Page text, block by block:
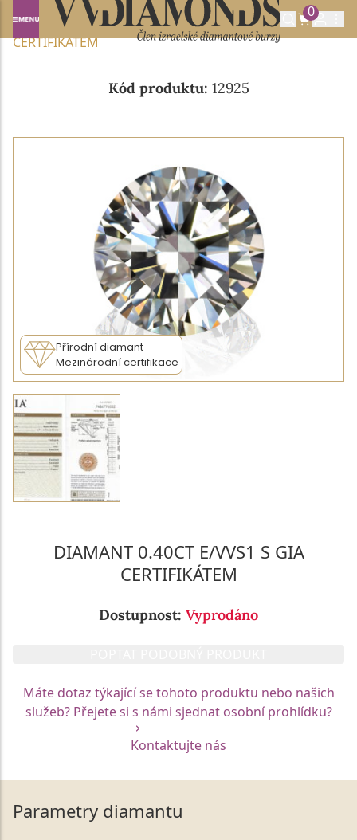
0
Domů NABÍDKA DIAMANTŮ
0.40CT E/VVS1 S GIA
CERTIFIKÁTEM
Kód produktu: 12925
Přírodní diamant
Mezinárodní certifikace
DIAMANT 0.40CT E/VVS1 S GIA
CERTIFIKÁTEM
Dostupnost: Vyprodáno
Máte dotaz týkající se tohoto produktu nebo našich
služeb? Přejete si s námi sjednat osobní prohlídku?
Kontaktujte nás
Parametry diamantu